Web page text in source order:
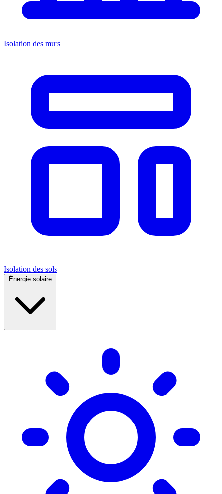
Isolation des murs
Isolation des sols